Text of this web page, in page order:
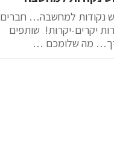
נקודות למחשבה… חברים
יקרים-יקרות! שותפים
מה שלומכם …